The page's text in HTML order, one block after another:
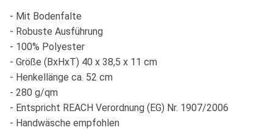
- Mit Bodenfalte
- Robuste Ausführung
- 100% Polyester
- Größe (BxHxT) 40 x 38,5 x 11 cm
- Henkellänge ca. 52 cm
- 280 g/qm
- Entspricht REACH Verordnung (EG) Nr. 1907/2006
- Handwäsche empfohlen